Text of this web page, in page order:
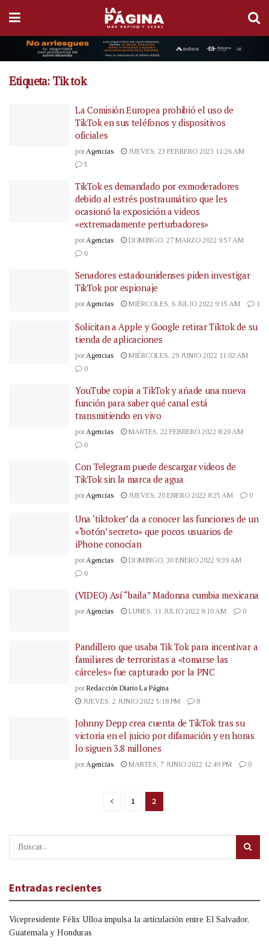
Etiqueta: Tik tok
La Comisión Europea prohibió el uso de
TikTok en sus teléfonos y dispositivos
oficiales
por Agencias
JUEVES, 23 FEBRERO 2023 11:26 AM
5
TikTok es demandado por exmoderadores
debido al estrés postraumático que les
ocasionó la exposición a videos
«extremadamente perturbadores»
por Agencias
DOMINGO, 27 MARZO 2022 9:57 AM
0
Senadores estadounidenses piden investigar
TikTok por espionaje
por Agencias MIÉRCOLES, 6 JULIO 2022 9:15 AM 1
Solicitan a Apple y Google retirar Tiktok de su
tienda de aplicaciones
porAgencias
MIÉRCOLES, 29 JUNIO 2022 11:02 AM
0
YouTube copia a TikTok y añade una nueva
función para saber qué canal está
transmitiendo en vivo
porAgencias
MARTES, 22 FEBRERO 2022 8:20 AM
0
Con Telegram puede descargar videos de
TikTok sin la marca de agua
porAgencias JUEVES, 20 ENERO 2022 8:25 AM 0
Una ‘tiktoker’ da a conocer las funciones de un
«‘botón’ secreto» que pocos usuarios de
iPhone conocían
por Agencias
DOMINGO, 30 ENERO 2022 9:39 AM
0
(VIDEO) Así “baila” Madonna cumbia mexicana
por Agencias LUNES, 11 JULIO 2022 8:10 AM 0
Pandillero que usaba Tik Tok para incentivar a
familiares de terroristas a «tomarse las
cárceles» fue capturado por la PNC
por Redacción Diario La Página
JUEVES, 2 JUNIO 2022 5:18 PM
8
Johnny Depp crea cuenta de TikTok tras su
victoria en el juicio por difamación y en horas
lo siguen 3.8 millones
porAgencias MARTES, 7 JUNIO 2022 12:49 PM 0
1 2
Entradas recientes
Vicepresidente Félix Ulloa impulsa la articulación entre El Salvador,
Guatemala y Honduras